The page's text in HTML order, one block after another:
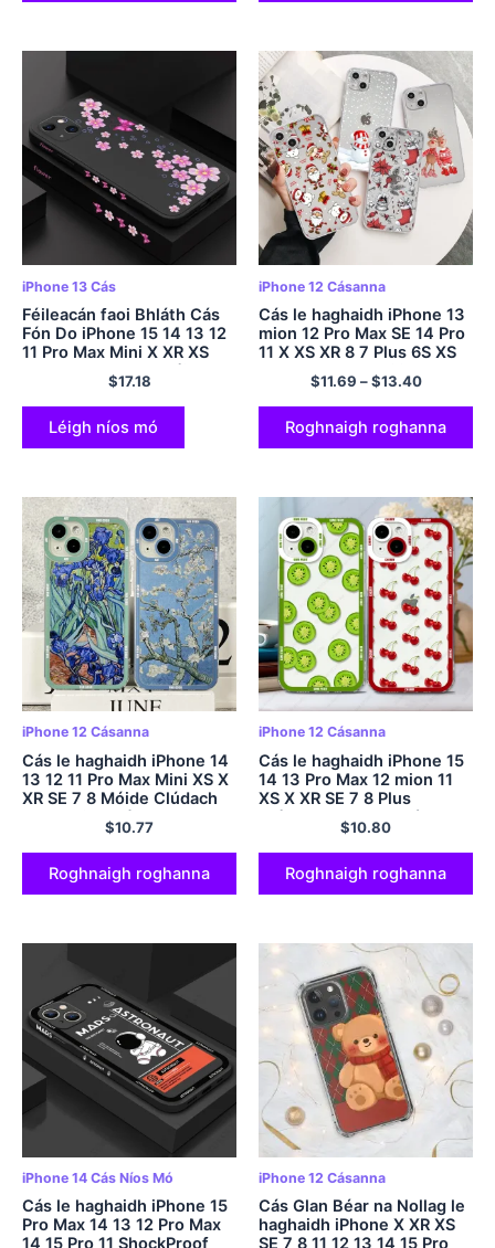
iPhone 13 Cás
Féileacán faoi Bhláth Cás
Fón Do iPhone 15 14 13 12
11 Pro Max Mini X XR XS
MAX SE2020 8 7 Móide 6
6Clúdach S Plus
$17.18
Léigh níos mó
iPhone 12 Cásanna
Cás le haghaidh iPhone 13
mion 12 Pro Max SE 14 Pro
11 X XS XR 8 7 Plus 6S XS
Max 13Pro Max Silicone
Fear Sneachta Nollag
Shona
$11.69 –$13.40
Roghnaigh roghanna
iPhone 12 Cásanna
Cás le haghaidh iPhone 14
13 12 11 Pro Max Mini XS X
XR SE 7 8 Móide Clúdach
Bog Sraith Bláthanna
Péinteáil Ola Van Gogh
$10.77
Roghnaigh roghanna
iPhone 12 Cásanna
Cás le haghaidh iPhone 15
14 13 Pro Max 12 mion 11
XS X XR SE 7 8 Plus
Clúdach Bog Torthaí
Banana sútha talún silíní
$10.80
Roghnaigh roghanna
iPhone 14 Cás Níos Mó
Cás le haghaidh iPhone 15
Pro Max 14 13 12 Pro Max
14 15 Pro 11 ShockProof
iPhone 12 Cásanna
Cás Glan Béar na Nollag le
haghaidh iPhone X XR XS
SE 7 8 11 12 13 14 15 Pro